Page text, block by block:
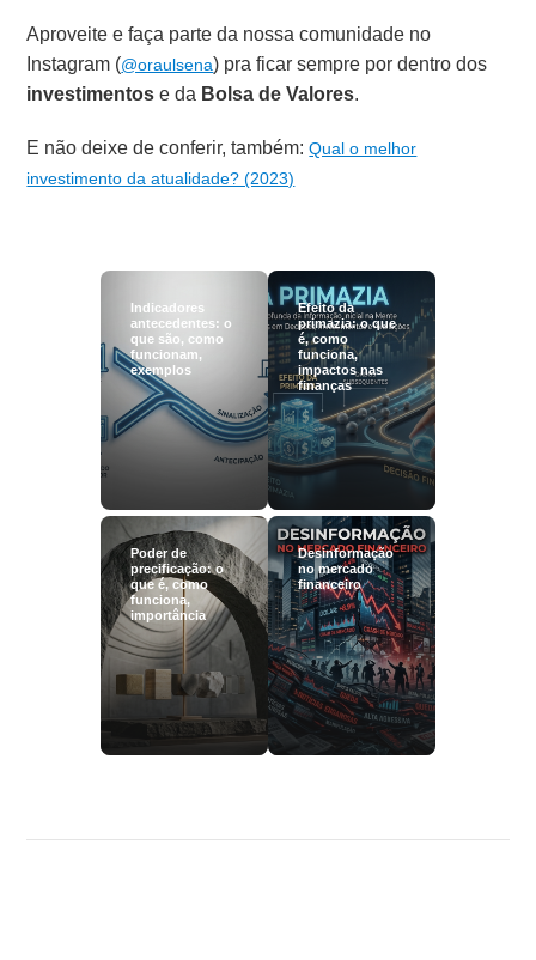
Aproveite e faça parte da nossa comunidade no
Instagram (@oraulsena) pra ficar sempre por dentro dos
investimentose da Bolsa de Valores.
E não deixe de conferir, também:Qual o melhor
investimento da atualidade? (2023)
Indicadores
antecedentes: o
que são, como
funcionam,
exemplos
Efeito da
primazia: o que
é, como
funciona,
impactos nas
finanças
Poder de
precificação: o
que é, como
funciona,
importância
Desinformação
no mercado
financeiro